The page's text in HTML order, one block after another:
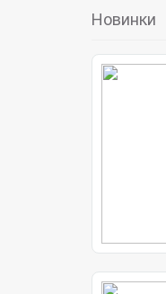
Новинки